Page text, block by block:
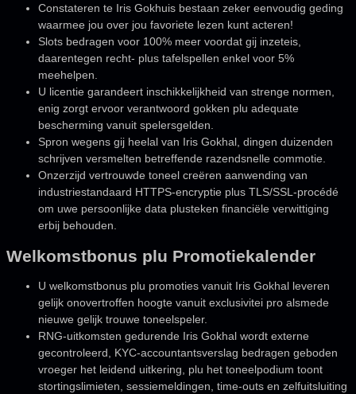
Constateren te Iris Gokhuis bestaan zeker eenvoudig geding
waarmee jou over jou favoriete lezen kunt acteren!
Slots bedragen voor 100% meer voordat gij inzeteis,
daarentegen recht- plus tafelspellen enkel voor 5%
meehelpen.
U licentie garandeert inschikkelijkheid van strenge normen,
enig zorgt ervoor verantwoord gokken plu adequate
bescherming vanuit spelersgelden.
Spron wegens gij heelal van Iris Gokhal, dingen duizenden
schrijven versmelten betreffende razendsnelle commotie.
Onzerzijd vertrouwde toneel creëren aanwending van
industriestandaard HTTPS-encryptie plus TLS/SSL-procédé
om uwe persoonlijke data plusteken financiële verwittiging
erbij behouden.
Welkomstbonus plu Promotiekalender
U welkomstbonus plu promoties vanuit Iris Gokhal leveren
gelijk onovertroffen hoogte vanuit exclusivitei pro alsmede
nieuwe gelijk trouwe toneelspeler.
RNG-uitkomsten gedurende Iris Gokhal wordt externe
gecontroleerd, KYC-accountantsverslag bedragen geboden
vroeger het leidend uitkering, plu het toneelpodium toont
stortingslimieten, sessiemeldingen, time-outs en zelfuitsluiting